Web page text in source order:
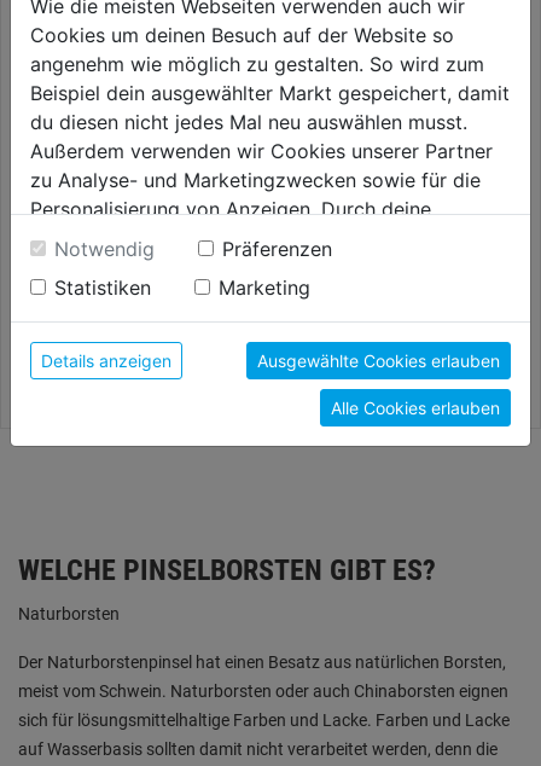
Holzschutz-Streichset 3-tlg
12,59€
Kleberpinsel
4,49€
WELCHE PINSELBORSTEN GIBT ES?
Naturborsten
Der Naturborstenpinsel hat einen Besatz aus natürlichen Borsten,
meist vom Schwein. Naturborsten oder auch Chinaborsten eignen
sich für lösungsmittelhaltige Farben und Lacke. Farben und Lacke
auf Wasserbasis sollten damit nicht verarbeitet werden, denn die
Wie die meisten Webseiten verwenden auch wir
Cookies um deinen Besuch auf der Website so
angenehm wie möglich zu gestalten. So wird zum
Beispiel dein ausgewählter Markt gespeichert, damit
du diesen nicht jedes Mal neu auswählen musst.
Außerdem verwenden wir Cookies unserer Partner
zu Analyse- und Marketingzwecken sowie für die
Personalisierung von Anzeigen. Durch deine
Einwilligung werden die Daten von Drittanbieter,
unter anderem auch in den USA, verarbeitet.
Durch Klick auf "Alle Cookies erlauben" stimmst du
der Verwendung aller Cookies zu. Unter "Details
anzeigen" findest du alle Infos zu den
unterschiedlichen Cookies, unter "Cookies
Konfigurieren" kannst du auswählen, welche Cookies
du zulassen möchtest und welche nicht.
Notwendig
Präferenzen
Statistiken
Marketing
Details anzeigen Ausgewählte Cookies erlauben
Alle Cookies erlauben